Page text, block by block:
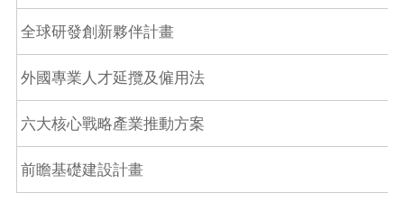
全球研發創新夥伴計畫
外國專業人才延攬及僱用法
六大核心戰略產業推動方案
前瞻基礎建設計畫